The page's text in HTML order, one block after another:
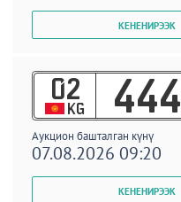
02
KG 444
Аукцион башталган күнү
07.08.2026 09:20